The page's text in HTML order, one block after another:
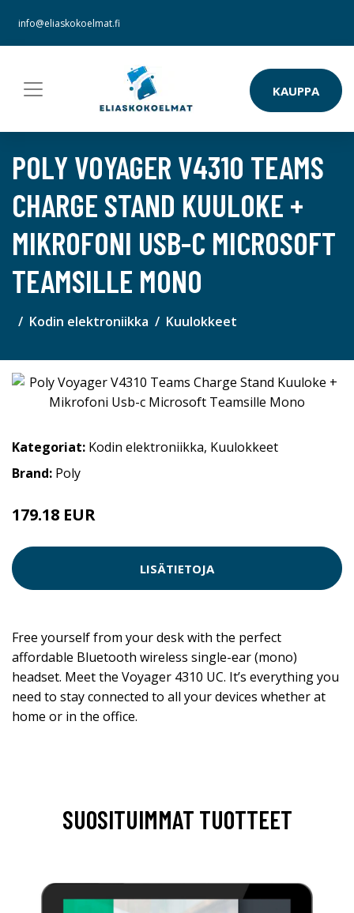
info@eliaskokoelmat.fi
KAUPPA
POLY VOYAGER V4310 TEAMS
CHARGE STAND KUULOKE +
MIKROFONI USB-C MICROSOFT
TEAMSILLE MONO
Kodin elektroniikka Kuulokkeet
Kategoriat: Kodin elektroniikka, Kuulokkeet
Brand: Poly
179.18 EUR
LISÄTIETOJA
Free yourself from your desk with the perfect
affordable Bluetooth wireless single-ear (mono)
headset. Meet the Voyager 4310 UC. It’s everything you
need to stay connected to all your devices whether at
home or in the office.
SUOSITUIMMAT TUOTTEET